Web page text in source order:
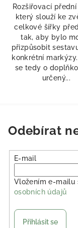
Rozšiřovací
který slouží ke
celkové šířky
tak, aby bylo
přizpůsobit
konkrétní
se tedy o
určený...
Odebírat
E-mail
Vložením e-mailu
osobních údajů
Přihlásit se